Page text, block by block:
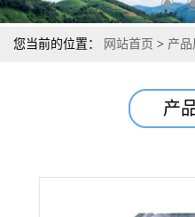
您当前的位置： 网站首页 > 产品
产